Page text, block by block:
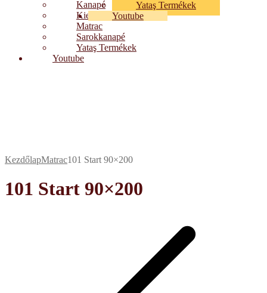
Yataş Termékek
Youtube
Kanapé
Kiegészítők
Matrac
Sarokkanapé
Yataş Termékek
Youtube
KezdőlapMatrac101 Start 90×200
101 Start 90×200